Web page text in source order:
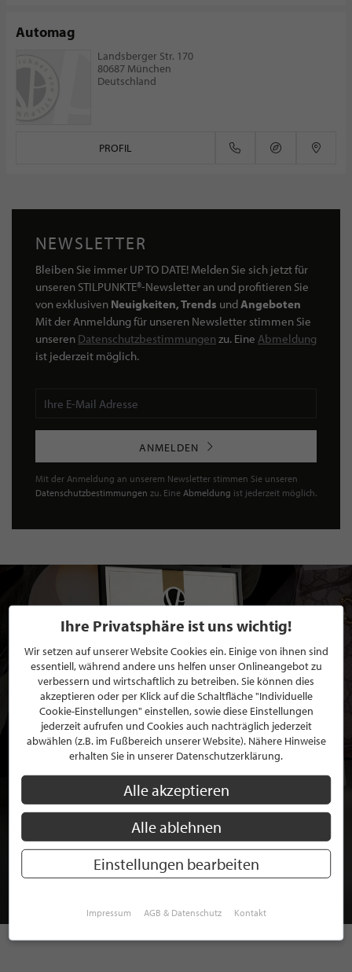
Automag
Landsberger Str. 170
80687 München
Deutschland
PROFIL
NEWSLETTER
Bleiben Sie immer UP TO DATE! Melden Sie sich jetzt für
unseren STILPUNKTE®-Newsletter an und profitieren Sie
von exklusiven Neuigkeiten, Trends undAngeboten
Mit der Anmeldung für unseren Newsletter stimmen Sie
unseren Datenschutzbestimmungen zu. Eine Abmeldung
ist jederzeit möglich.
ANMELDEN
Mit der Anmeldung an unserem Newsletter stimmen Sie unseren
Datenschutzbestimmungen zu. Eine Abmeldung ist jederzeit möglich.
BEWERBEN SIE SICH FÜR EINE GRATIS
MITGLIEDSCHAFT BEI STILPUNKTE®
Ihre Privatsphäre ist uns wichtig!
Wir setzen auf unserer Website Cookies ein. Einige von ihnen sind
essentiell, während andere uns helfen unser Onlineangebot zu
verbessern und wirtschaftlich zu betreiben. Sie können dies
akzeptieren oder per Klick auf die Schaltfläche "Individuelle
Cookie-Einstellungen" einstellen, sowie diese Einstellungen
jederzeit aufrufen und Cookies auch nachträglich jederzeit
abwählen (z.B. im Fußbereich unserer Website). Nähere Hinweise
erhalten Sie in unserer Datenschutzerklärung.
Alle akzeptieren
Alle ablehnen
Einstellungen bearbeiten
Impressum AGB & Datenschutz Kontakt